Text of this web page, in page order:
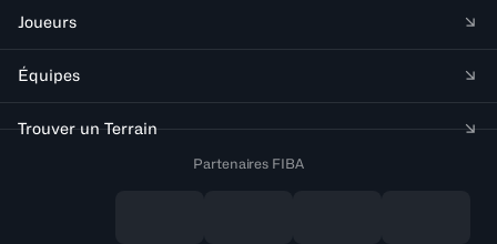
Joueurs
Équipes
Trouver un Terrain
Partenaires FIBA